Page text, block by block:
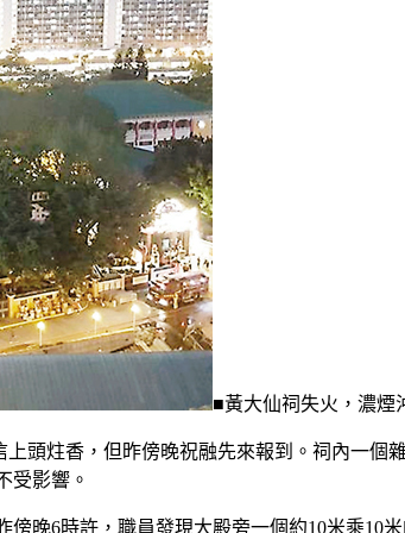
■黃大仙祠失火，濃煙
頭炷香，但昨傍晚祝融先來報到。祠內一
受影響。
晚6時許，職員發現大殿旁一個約10米乘